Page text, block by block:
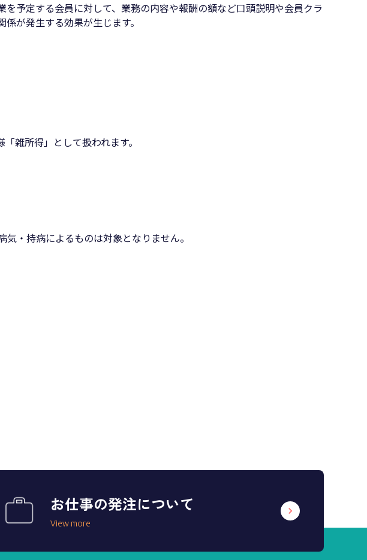
予定する会員に対して、業務の内容や報酬の額など口頭説明や会員クラ
が発生する効果が生じます。
雑所得」として扱われます。
・持病によるものは対象となりません。
お仕事の発注について
View more